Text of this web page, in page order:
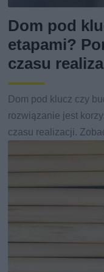
Dom pod
etapami?
czasu
Dom pod klucz czy
rozwiązanie jest
czasu realizacji.